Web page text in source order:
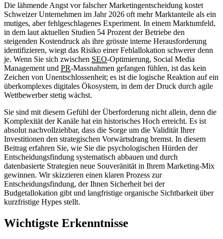
Die lähmende Angst vor falscher Marketingentscheidung kostet
Schweizer Unternehmen im Jahr 2026 oft mehr Marktanteile als ein
mutiges, aber fehlgeschlagenes Experiment. In einem Marktumfeld,
in dem laut aktuellen Studien 54 Prozent der Betriebe den
steigenden Kostendruck als ihre grösste interne Herausforderung
identifizieren, wiegt das Risiko einer Fehlallokation schwerer denn
je. Wenn Sie sich zwischen SEO-Optimierung, Social Media
Management und PR-Massnahmen gefangen fühlen, ist das kein
Zeichen von Unentschlossenheit; es ist die logische Reaktion auf ein
überkomplexes digitales Ökosystem, in dem der Druck durch agile
Wettbewerber stetig wächst.
Sie sind mit diesem Gefühl der Überforderung nicht allein, denn die
Komplexität der Kanäle hat ein historisches Hoch erreicht. Es ist
absolut nachvollziehbar, dass die Sorge um die Validität Ihrer
Investitionen den strategischen Vorwärtsdrang bremst. In diesem
Beitrag erfahren Sie, wie Sie die psychologischen Hürden der
Entscheidungsfindung systematisch abbauen und durch
datenbasierte Strategien neue Souveränität in Ihrem Marketing-Mix
gewinnen. Wir skizzieren einen klaren Prozess zur
Entscheidungsfindung, der Ihnen Sicherheit bei der
Budgetallokation gibt und langfristige organische Sichtbarkeit über
kurzfristige Hypes stellt.
Wichtigste Erkenntnisse